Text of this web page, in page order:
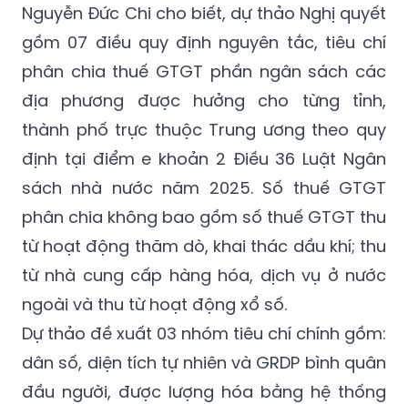
Nguyễn Đức Chi cho biết, dự thảo Nghị quyết
gồm 07 điều quy định nguyên tắc, tiêu chí
phân chia thuế GTGT phần ngân sách các
địa phương được hưởng cho từng tỉnh,
thành phố trực thuộc Trung ương theo quy
định tại điểm e khoản 2 Điều 36 Luật Ngân
sách nhà nước năm 2025. Số thuế GTGT
phân chia không bao gồm số thuế GTGT thu
từ hoạt động thăm dò, khai thác dầu khí; thu
từ nhà cung cấp hàng hóa, dịch vụ ở nước
ngoài và thu từ hoạt động xổ số.
Dự thảo đề xuất 03 nhóm tiêu chí chính gồm:
dân số, diện tích tự nhiên và GRDP bình quân
đầu người, được lượng hóa bằng hệ thống